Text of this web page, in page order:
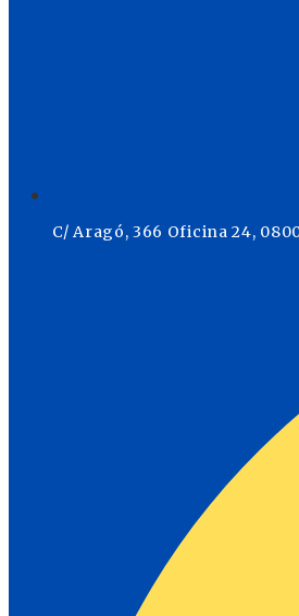
C/ Aragó, 366 Oficina 24,